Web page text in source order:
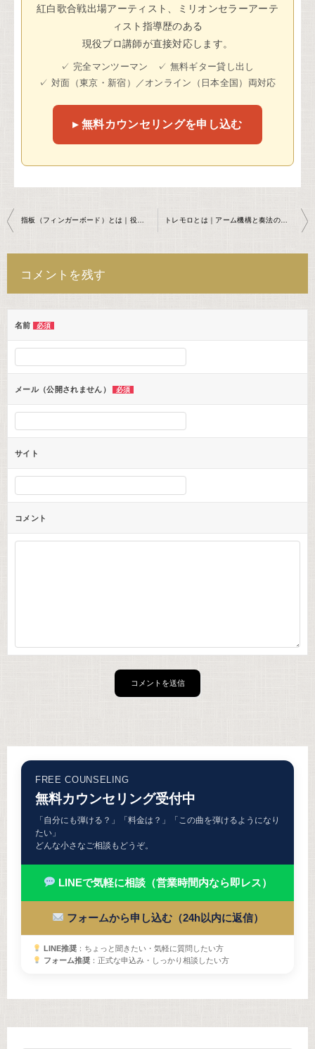
紅白歌合戦出場アーティスト、ミリオンセラーアーテ
ィスト指導歴のある
現役プロ講師が直接対応します。
✓ 完全マンツーマン ✓ 無料ギター貸し出し
✓ 対面（東京・新宿）／オンライン（日本全国）両対応
▸ 無料カウンセリングを申し込む
投
ー
シ
ョ
ン
コメントを残す
名前 必須
メール（公開されません） 必須
サイト
コメント
FREE COUNSELING
無料カウンセリング受付中
「自分にも弾ける？」「料金は？」「この曲を弾けるようになり
たい」
どんな小さなご相談もどうぞ。
LINEで気軽に相談（営業時間内なら即レス）
フォームから申し込む（24h以内に返信）
LINE推奨：ちょっと聞きたい・気軽に質問したい方
フォーム推奨：正式な申込み・しっかり相談したい方